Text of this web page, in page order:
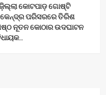
କୋଟପାଡ଼ ଗୋଷ୍ଟି
ପରିସରରେ ତିରିଶ
ନୂତନ କୋଠାର ଉଦଘାଟନ